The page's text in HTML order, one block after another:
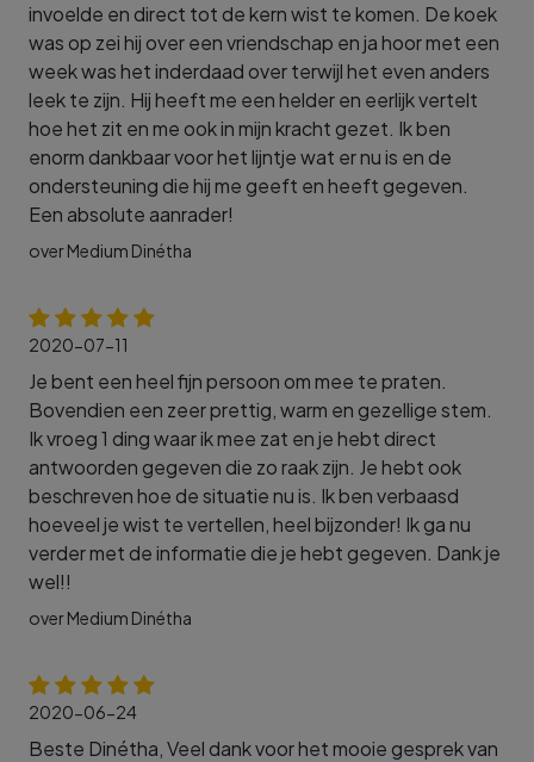
invoelde en direct tot de kern wist te komen. De koek
was op zei hij over een vriendschap en ja hoor met een
week was het inderdaad over terwijl het even anders
leek te zijn. Hij heeft me een helder en eerlijk vertelt
hoe het zit en me ook in mijn kracht gezet. Ik ben
enorm dankbaar voor het lijntje wat er nu is en de
ondersteuning die hij me geeft en heeft gegeven.
Een absolute aanrader!
over Medium Dinétha
2020-07-11
Je bent een heel fijn persoon om mee te praten.
Bovendien een zeer prettig, warm en gezellige stem.
Ik vroeg 1 ding waar ik mee zat en je hebt direct
antwoorden gegeven die zo raak zijn. Je hebt ook
beschreven hoe de situatie nu is. Ik ben verbaasd
hoeveel je wist te vertellen, heel bijzonder! Ik ga nu
verder met de informatie die je hebt gegeven. Dank je
wel!!
over Medium Dinétha
2020-06-24
Beste Dinétha, Veel dank voor het mooie gesprek van